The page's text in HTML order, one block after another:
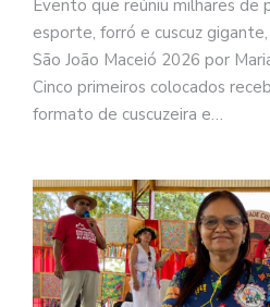
Evento que reúniu milhares de
esporte, forró e cuscuz
São João Maceió 2026 por
Cinco primeiros colocados
formato de cuscuzeira e…